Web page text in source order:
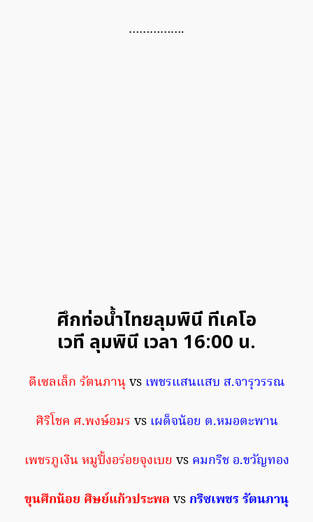
…………….
ศึกท่อน้ำไทยลุมพินี ทีเคโอ
เวที ลุมพินี เวลา 16:00 น.
ดีเซลเล็ก รัตนภานุvs เพชรแสนแสบ ส.จารุวรรณ
ศิริโชค ศ.พงษ์อมร vs เผด็จน้อย ต.หมอตะพาน
เพชรภูเงิน หมูปิ้งอร่อยจุงเบย vs คมกริช อ.ขวัญทอง
ขุนศึกน้อย ศิษย์แก้วประพล vs กริซเพชร รัตนภานุ